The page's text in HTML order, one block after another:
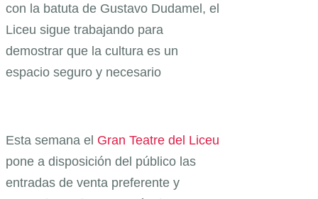
con la batuta de Gustavo Dudamel, el
Liceu sigue trabajando para
demostrar que la cultura es un
espacio seguro y necesario
Esta semana el Gran Teatre del Liceu
pone a disposición del público las
entradas de venta preferente y